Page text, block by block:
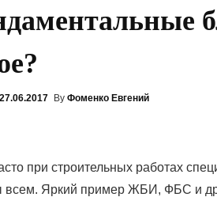
Posted
27.06.2017 By Фоменко Евгений
при строительных работах
всем. Яркий пример ЖБИ, ФБС и